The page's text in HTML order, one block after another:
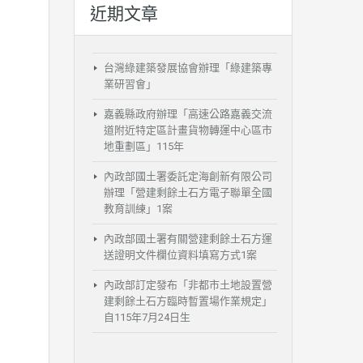
近期文章
台灣綠建築發展協會辦理「綠建築專
業研習會」
嘉義縣政府辦理「高速公路嘉義交流
道附近特定區計畫貨物轉運中心區市
地重劃區」115年
內政部國土署委託定海創新有限公司
辦理「營建剩餘土石方電子聯單全國
教育訓練」1案
內政部國土署有關營建剩餘土石方運
送證明文件欄位資料填寫方式1案
內政部訂定發布「非都市土地設置營
建剩餘土石方臨時暫置場作業規定」
自115年7月24日生